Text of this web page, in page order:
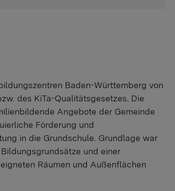
Baden-Württemberg von
des KiTa-Qualitätsgesetzes. Die
Angebote der Gemeinde
Förderung und
in die Grundschule. Grundlage war
und einer
Räumen und Außenflächen